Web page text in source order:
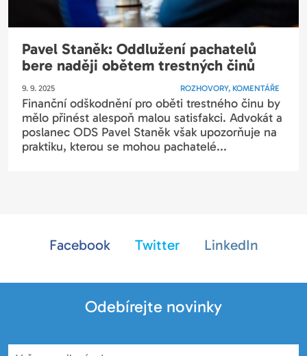
Pavel Staněk: Oddlužení pachatelů
bere naději obětem trestných činů
9. 9. 2025 ROZHOVORY, KOMENTÁŘE
Finanční odškodnění pro oběti trestného činu by
mělo přinést alespoň malou satisfakci. Advokát a
poslanec ODS Pavel Staněk však upozorňuje na
praktiku, kterou se mohou pachatelé...
Facebook Twitter LinkedIn
Odebírejte novinky